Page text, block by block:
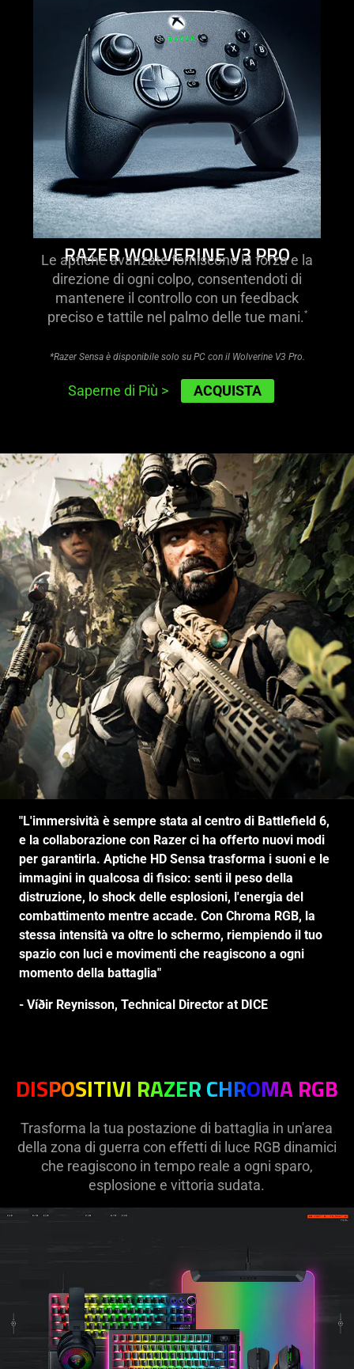
razer
wolverine
v3
pro
RAZER WOLVERINE V3 PRO
Le aptiche avanzate forniscono la forza e la
direzione di ogni colpo, consentendoti di
mantenere il controllo con un feedback
preciso e tattile nel palmo delle tue mani.*
*Razer Sensa è disponibile solo su PC con il Wolverine V3 Pro.
Saperne di Più > ACQUISTA
"L'immersività è sempre stata al centro di Battlefield 6,
e la collaborazione con Razer ci ha offerto nuovi modi
per garantirla. Aptiche HD Sensa trasforma i suoni e le
immagini in qualcosa di fisico: senti il peso della
distruzione, lo shock delle esplosioni, l'energia del
combattimento mentre accade. Con Chroma RGB, la
stessa intensità va oltre lo schermo, riempiendo il tuo
spazio con luci e movimenti che reagiscono a ogni
momento della battaglia"
- Víðir Reynisson, Technical Director at DICE
DISPOSITIVI RAZER CHROMA RGB
Trasforma la tua postazione di battaglia in un'area
della zona di guerra con effetti di luce RGB dinamici
che reagiscono in tempo reale a ogni sparo,
esplosione e vittoria sudata.